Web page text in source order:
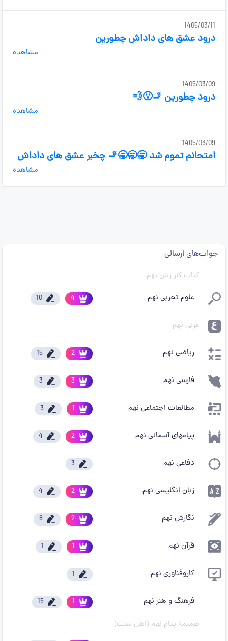
1405/03/11
درود عشق های داداش چطورین
مشاهده
1405/03/09
درود چطورین 🚬😮‍💨
مشاهده
1405/03/09
امتحانم تموم شد 🥱🥱🥱🚬 چخبر عشق های داداش
مشاهده
جواب‌های ارسالی
کتاب کار زبان نهم
علوم تجربی نهم
4
10
عربی نهم
ریاضی نهم 2
15
فارسی نهم 3
3
مطالعات اجتماعی نهم 1
3
پیامهای آسمانی نهم 2
4
دفاعی نهم 3
زبان انگلیسی نهم 2
4
نگارش نهم 2
8
قرآن نهم 1
1
کاروفناوری نهم 1
فرهنگ و هنر نهم 1
15
ضمیمه پیام نهم (اهل سنت)